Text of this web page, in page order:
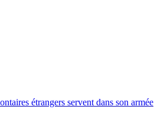
étrangers servent dans son armée